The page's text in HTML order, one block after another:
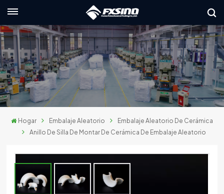
Hogar Embalaje Aleatorio
Embalaje Aleatorio De Cerámica
Anillo De Silla De Montar De Cerámica De Embalaje Aleatorio